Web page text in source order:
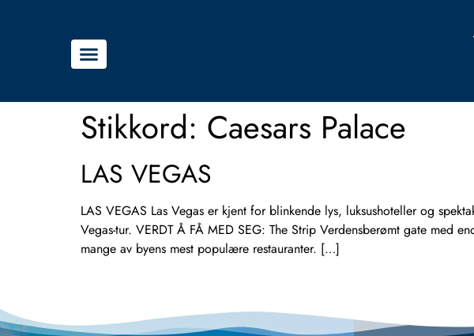
Stikkord: Caesars Palace
LAS VEGAS
LAS VEGAS Las Vegas er kjent for blinkende lys, luksushoteller og
Vegas-tur. VERDT Å FÅ MED SEG: The Strip Verdensberømt gate med
mange av byens mest populære restauranter. […]